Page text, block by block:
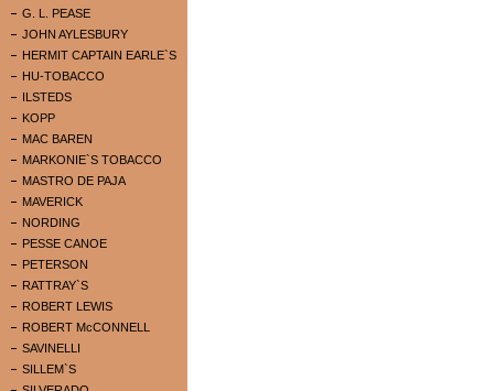
G. L. PEASE
JOHN AYLESBURY
HERMIT CAPTAIN EARLE`S
HU-TOBACCO
ILSTEDS
KOPP
MAC BAREN
MARKONIE`S TOBACCO
MASTRO DE PAJA
MAVERICK
NORDING
PESSE CANOE
PETERSON
RATTRAY`S
ROBERT LEWIS
ROBERT McCONNELL
SAVINELLI
SILLEM`S